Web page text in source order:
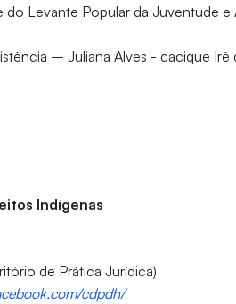
do Levante Popular da Juventude
– Juliana Alves - cacique
Indígenas
de Prática Jurídica)
cdpdh/